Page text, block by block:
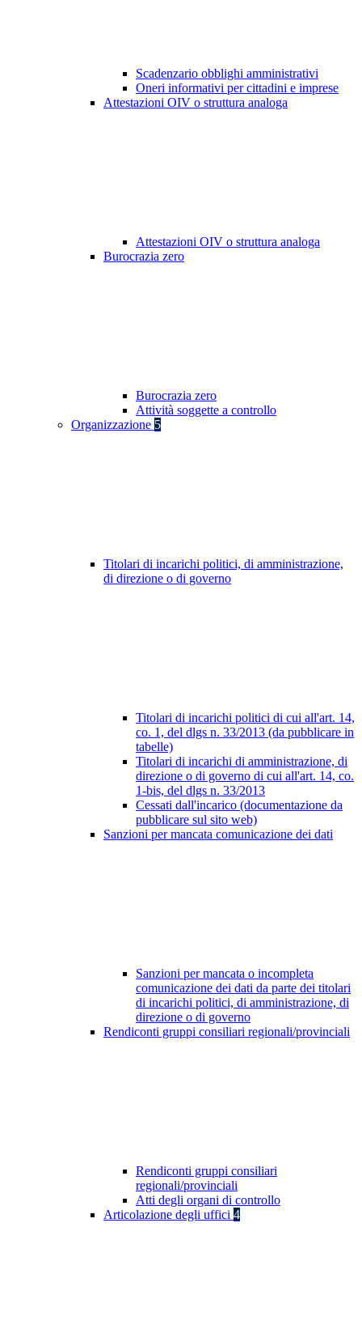
Scadenzario obblighi amministrativi
Oneri informativi per cittadini e imprese
Attestazioni OIV o struttura analoga
Attestazioni OIV o struttura analoga
Burocrazia zero
Burocrazia zero
Attività soggette a controllo
Organizzazione 5
Titolari di incarichi politici, di amministrazione,
di direzione o di governo
Titolari di incarichi politici di cui all'art. 14,
co. 1, del dlgs n. 33/2013 (da pubblicare in
tabelle)
Titolari di incarichi di amministrazione, di
direzione o di governo di cui all'art. 14, co.
1-bis, del dlgs n. 33/2013
Cessati dall'incarico (documentazione da
pubblicare sul sito web)
Sanzioni per mancata comunicazione dei dati
Sanzioni per mancata o incompleta
comunicazione dei dati da parte dei titolari
di incarichi politici, di amministrazione, di
direzione o di governo
Rendiconti gruppi consiliari regionali/provinciali
Rendiconti gruppi consiliari
regionali/provinciali
Atti degli organi di controllo
Articolazione degli uffici 4